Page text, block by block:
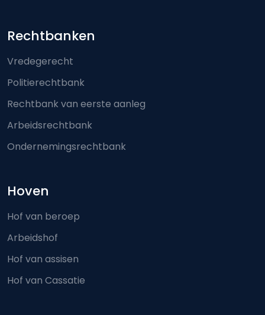
Footer-menu
Rechtbanken
Vredegerecht
Politierechtbank
Rechtbank van eerste aanleg
Arbeidsrechtbank
Ondernemingsrechtbank
Hoven
Hof van beroep
Arbeidshof
Hof van assisen
Hof van Cassatie